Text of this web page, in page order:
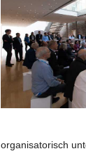
organisatorisch